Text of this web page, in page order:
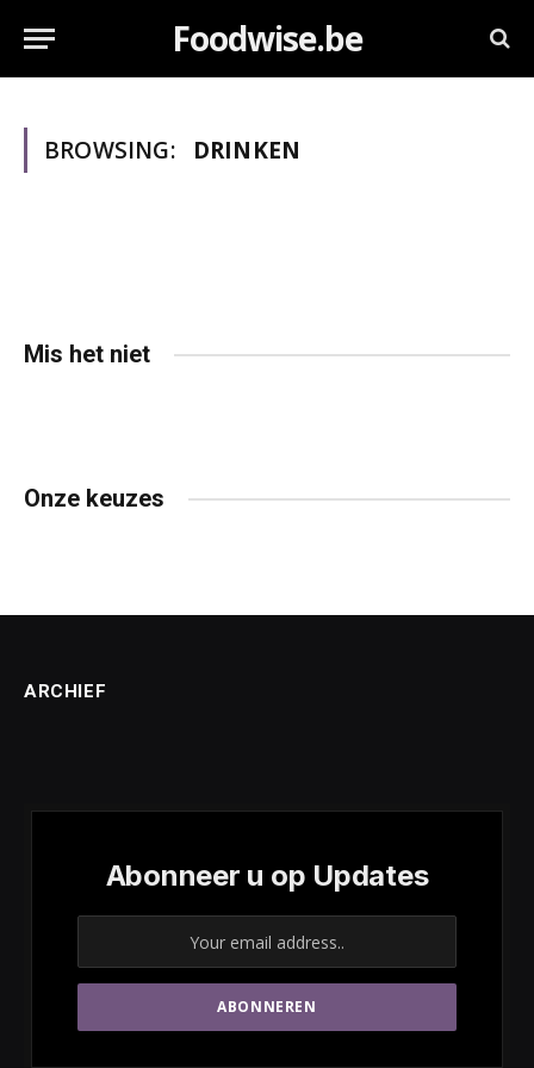
Foodwise.be
BROWSING: DRINKEN
Mis het niet
Onze keuzes
ARCHIEF
Abonneer u op Updates